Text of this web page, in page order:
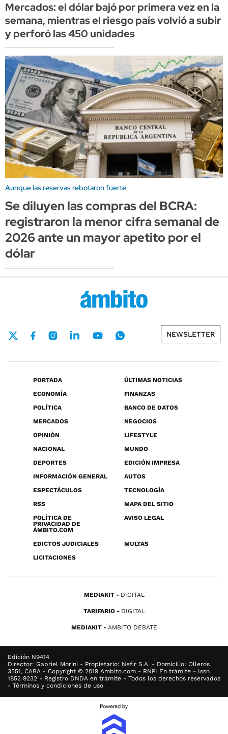
Mercados: el dólar bajó por primera vez en la
semana, mientras el riesgo país volvió a subir
y perforó las 450 unidades
Aunque las reservas rebotaron fuerte
Se diluyen las compras del BCRA:
registraron la menor cifra semanal de
2026 ante un mayor apetito por el
dólar
NEWSLETTER
PORTADA
ÚLTIMAS NOTICIAS
ECONOMÍA
FINANZAS
POLÍTICA
BANCO DE DATOS
MERCADOS
NEGOCIOS
OPINIÓN
LIFESTYLE
NACIONAL
MUNDO
DEPORTES
EDICIÓN IMPRESA
INFORMACIÓN GENERAL
AUTOS
ESPECTÁCULOS
TECNOLOGÍA
RSS
MAPA DEL SITIO
POLÍTICA DE
PRIVACIDAD DE
ÁMBITO.COM
AVISO LEGAL
EDICTOS JUDICIALES
MULTAS
LICITACIONES
MEDIAKIT DIGITAL
TARIFARIO DIGITAL
MEDIAKIT AMBITO DEBATE
Edición N9414
Director: Gabriel Morini - Propietario: Nefir S.A. - Domicilio: Olleros
3551, CABA - Copyright © 2019 Ambito.com - RNPI En trámite - Issn
1852 9232 - Registro DNDA en trámite - Todos los derechos reservados
- Términos y condiciones de uso